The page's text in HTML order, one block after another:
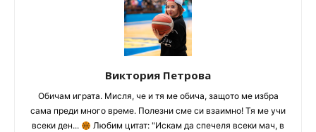
Виктория Петрова
Обичам играта. Мисля, че и тя ме обича, защото ме избра
сама преди много време. Полезни сме си взаимно! Тя ме учи
всеки ден...
Любим цитат: "Искам да спечеля всеки мач, в